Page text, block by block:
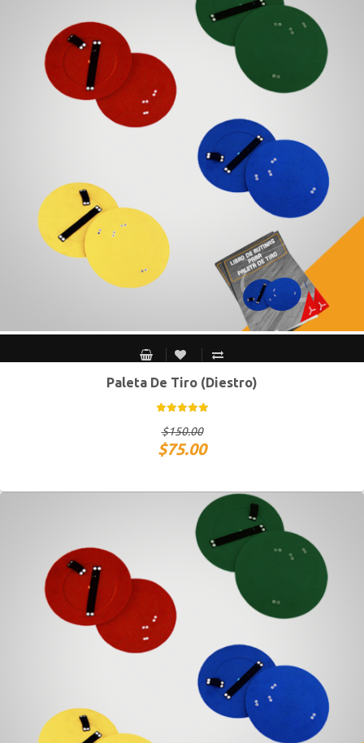
Paleta De Tiro (Diestro)
$150.00
$75.00